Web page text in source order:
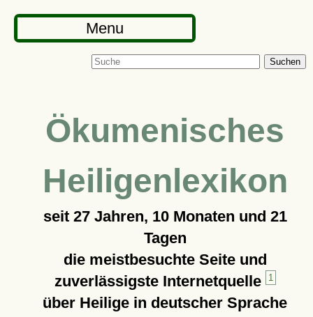
Menu
Suchen
Ökumenisches
Heiligenlexikon
seit 27 Jahren, 10 Monaten und 21
Tagen
die meistbesuchte Seite und
zuverlässigste Internetquelle
1
über Heilige in deutscher Sprache